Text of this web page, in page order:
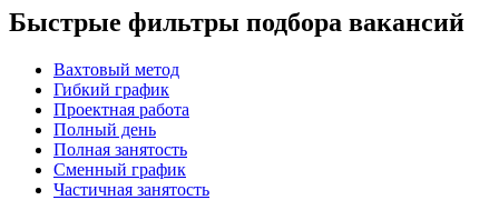
Быстрые фильтры подбора вакансий
Вахтовый метод
Гибкий график
Проектная работа
Полный день
Полная занятость
Сменный график
Частичная занятость